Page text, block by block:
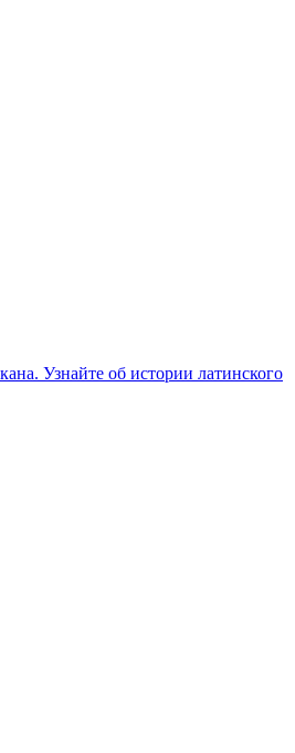
Узнайте об истории латинского